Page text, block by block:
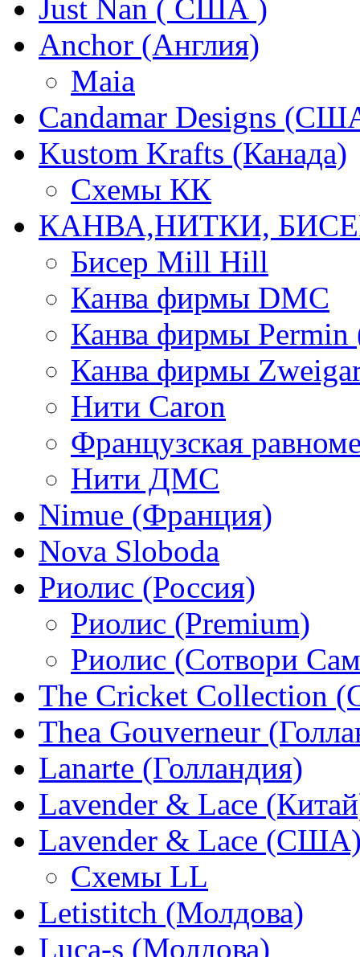
Just Nan ( США )
Anchor (Англия)
Maia
Candamar Designs
Kustom Krafts (Канада)
Схемы КК
КАНВА,НИТКИ,
Бисер Mill Hill
Канва фирмы DMC
Канва фирмы Permin
Канва фирмы
Нити Caron
Французская
Нити ДМС
Nimue (Франция)
Nova Sloboda
Риолис (Россия)
Риолис (Premium)
Риолис (Сотвори
The Cricket Collection
Thea Gouverneur
Lanarte (Голландия)
Lavender & Lace
Lavender & Lace
Схемы LL
Letistitch (Молдова)
Luca-s (Молдова)